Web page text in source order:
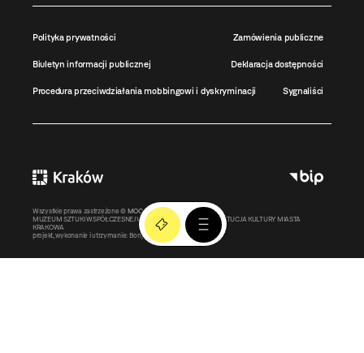
Polityka prywatności Zamówienia publiczne
Biuletyn informacji publicznej Deklaracja dostępności
Procedura przeciwdziałania mobbingowi i dyskryminacji Sygnaliści
Wszystkie prawa zastrzeżone © MOCAK2011-2026
MUZEUM SZTUKI WSPÓŁCZESNEJ W KRAKOWIE MOCAK – INSTYTUCJA KULTURY MIASTA
KRAKOWA
projekt, wykonanie i utrzymanie: Bonjour.pl